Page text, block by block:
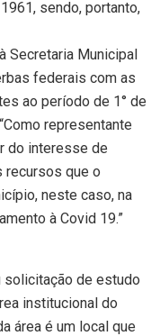
sendo, portanto,
Secretaria Municipal
federais com as
ao período de 1° de
representante
do interesse de
que o
neste caso, na
à Covid 19.”
solicitação de estudo
institucional do
área é um local que